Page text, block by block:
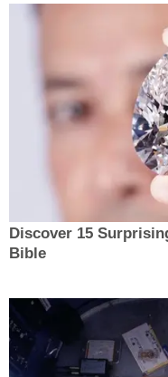
Discover 15
Bible